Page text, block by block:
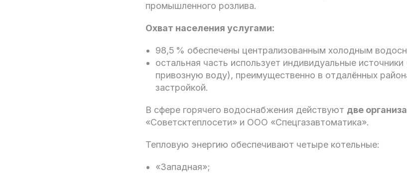
промышленного розлива.
Охват населения услугами:
98,5 % обеспечены централизованным холодным
остальная часть использует индивидуальные
привозную воду), преимущественно в отдалённых
застройкой.
В сфере горячего водоснабжения действуют две
«Советсктеплосети» и ООО «Спецгазавтоматика».
Тепловую энергию обеспечивают четыре котельные:
«Западная»;